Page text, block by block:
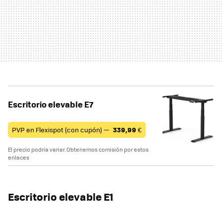
Escritorio elevable E7
PVP en Flexispot (con cupón) — 339,99 €
El precio podría variar. Obtenemos comisión por estos
enlaces
Escritorio elevable E1